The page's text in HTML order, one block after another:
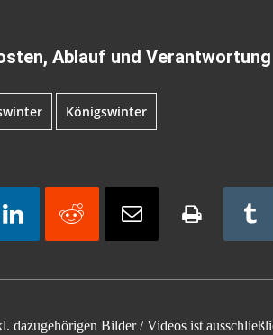
Ablauf und Verantwortung
Königswinter
dazugehörigen Bilder / Videos ist